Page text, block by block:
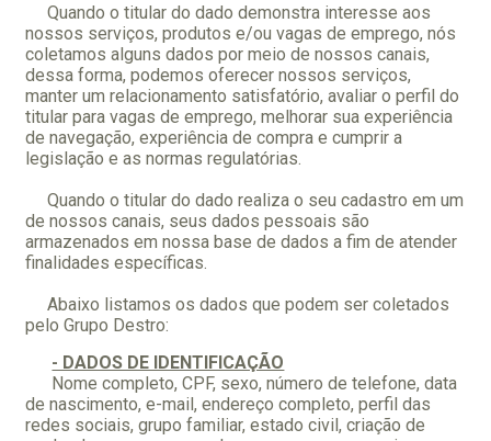
Quando o titular do dado demonstra interesse aos
nossos serviços, produtos e/ou vagas de emprego, nós
coletamos alguns dados por meio de nossos canais,
dessa forma, podemos oferecer nossos serviços,
manter um relacionamento satisfatório, avaliar o perfil do
titular para vagas de emprego, melhorar sua experiência
de navegação, experiência de compra e cumprir a
legislação e as normas regulatórias.
Quando o titular do dado realiza o seu cadastro em um
de nossos canais, seus dados pessoais são
armazenados em nossa base de dados a fim de atender
finalidades específicas.
Abaixo listamos os dados que podem ser coletados
pelo Grupo Destro:
- DADOS DE IDENTIFICAÇÃO
Nome completo, CPF, sexo, número de telefone, data
de nascimento, e-mail, endereço completo, perfil das
redes sociais, grupo familiar, estado civil, criação de